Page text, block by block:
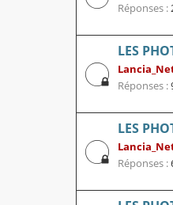
Réponses :
LES
Réponses :
LES
Réponses :